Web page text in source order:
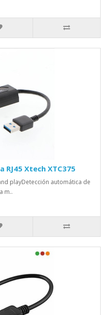
RJ45 Xtech XTC375
playDetección automática de
m..